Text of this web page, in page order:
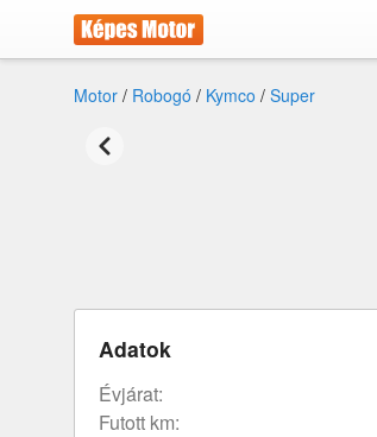
Motor / Robogó / Kymco / Super
Adatok
évjárat:
futott km: